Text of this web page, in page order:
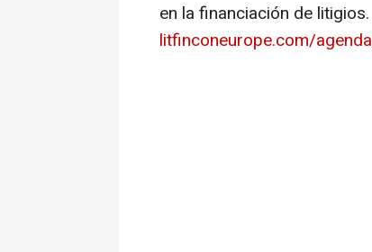
en la financiación de litigios.
litfinconeurope.com/agenda